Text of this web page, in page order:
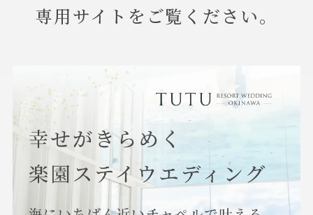
専用サイトをご覧ください。